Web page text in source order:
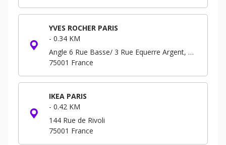
YVES ROCHER PARIS
- 0.34 KM
Angle 6 Rue Basse/ 3 Rue Equerre Argent, Forum - Niveau -3 B.P. 293
75001 France
IKEA PARIS
- 0.42 KM
144 Rue de Rivoli
75001 France